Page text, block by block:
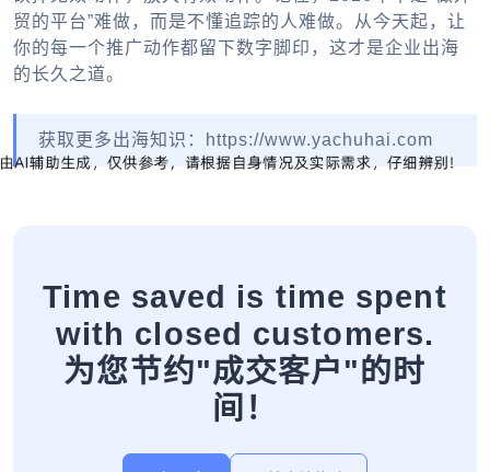
贸的平台”难做，而是不懂追踪的人难做。从今天起，让
你的每一个推广动作都留下数字脚印，这才是企业出海
的长久之道。
获取更多出海知识：https://www.yachuhai.com
Time saved is time spent
with closed customers.
为您节约"成交客户"的时
间！